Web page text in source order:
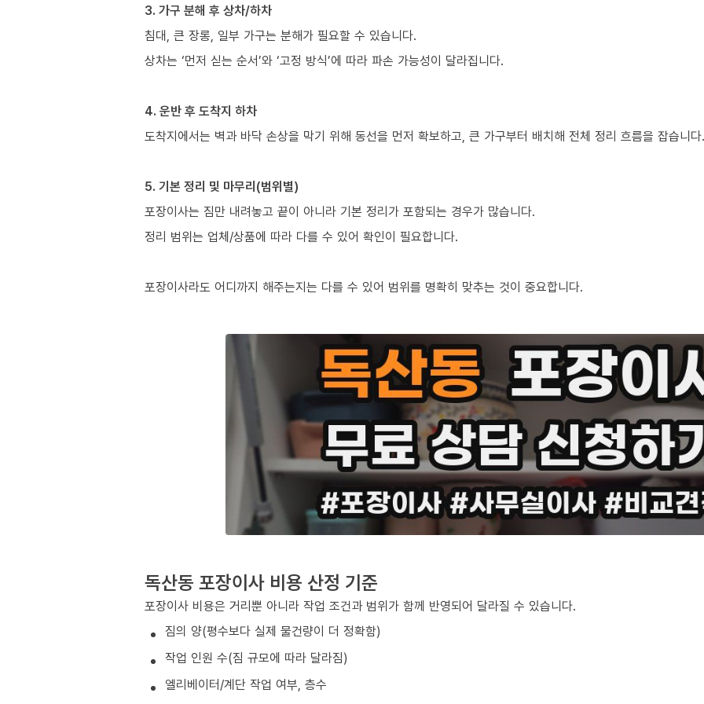
3. 가구 분해 후 상차/하차
침대, 큰 장롱, 일부 가구는 분해가 필요할 수 있습니다.
상차는 ‘먼저 싣는 순서’와 ‘고정 방식’에 따라 파손 가능성이 달라집니다.
4. 운반 후 도착지 하차
도착지에서는 벽과 바닥 손상을 막기 위해 동선을 먼저 확보하고, 큰 가구부터 배치해 전체 정리 흐름을 잡습니다.
5. 기본 정리 및 마무리(범위별)
포장이사는 짐만 내려놓고 끝이 아니라 기본 정리가 포함되는 경우가 많습니다.
정리 범위는 업체/상품에 따라 다를 수 있어 확인이 필요합니다.
포장이사라도 어디까지 해주는지는 다를 수 있어 범위를 명확히 맞추는 것이 중요합니다.
독산동 포장이사 비용 산정 기준
포장이사 비용은 거리뿐 아니라 작업 조건과 범위가 함께 반영되어 달라질 수 있습니다.
짐의 양(평수보다 실제 물건량이 더 정확함)
작업 인원 수(짐 규모에 따라 달라짐)
엘리베이터/계단 작업 여부, 층수